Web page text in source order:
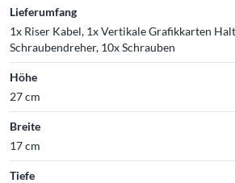
Lieferumfang
1x Riser Kabel, 1x Vertikale Grafikkarten
Schraubendreher, 10x Schrauben
Höhe
27 cm
Breite
17 cm
Tiefe